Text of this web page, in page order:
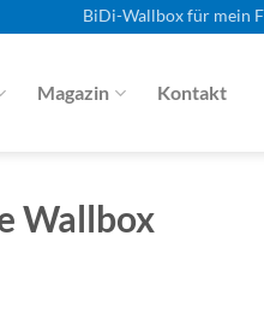
BiDi-Wallbox für mein
Magazin Kontakt
Wallbox